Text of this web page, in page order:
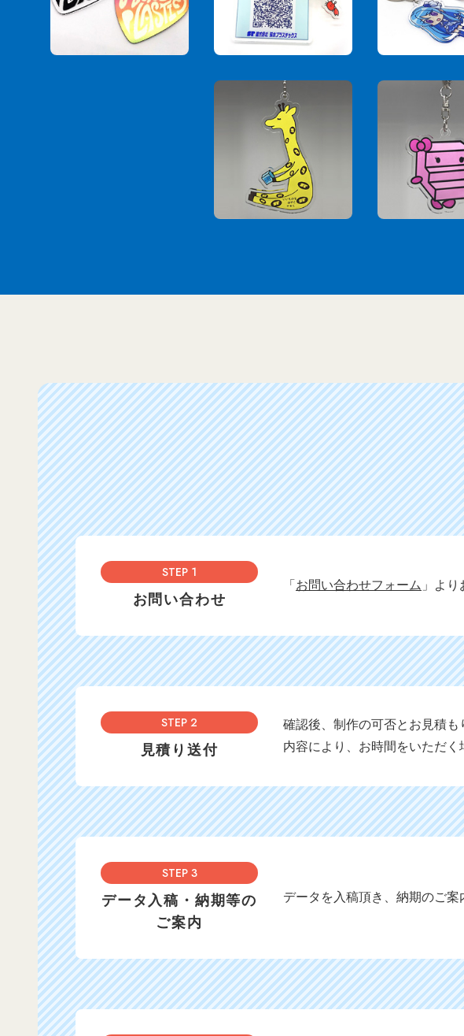
STEP 1
お問い合わせ
「お問い合わせフォーム 」よ
STEP 2
見積り送付
確認後、制作の可否とお見積も
内容により、お時間をいただく
STEP 3
データ入稿・納期等の
ご案内
データを入稿頂き、納期のご案